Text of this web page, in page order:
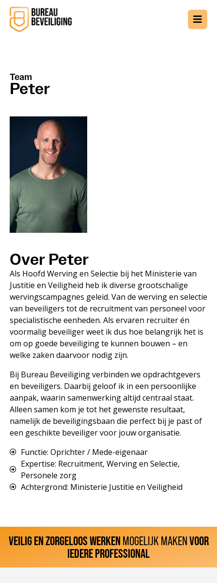
Team
Peter
Over Peter
Als Hoofd Werving en Selectie bij het Ministerie van
Justitie en Veiligheid heb ik diverse grootschalige
wervingscampagnes geleid. Van de werving en selectie
van beveiligers tot de recruitment van personeel voor
specialistische eenheden. Als ervaren recruiter én
voormalig beveiliger weet ik dus hoe belangrijk het is
om op goede beveiliging te kunnen bouwen – en
welke zaken daarvoor nodig zijn.
Bij Bureau Beveiliging verbinden we opdrachtgevers
en beveiligers. Daarbij geloof ik in een persoonlijke
aanpak, waarin samenwerking altijd centraal staat.
Alleen samen kom je tot het gewenste resultaat,
namelijk de beveiligingsbaan die perfect bij je past of
een geschikte beveiliger voor jouw organisatie.
Functie: Oprichter / Mede-eigenaar
Expertise: Recruitment, Werving en Selectie,
Personele zorg
Achtergrond: Ministerie Justitie en Veiligheid
VEILIG EN ZORGELOOS WERKEN MOGELIJK MAKENVOOR
IEDERE PROFESSIONAL